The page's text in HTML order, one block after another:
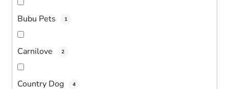
Bubu Pets 1
Carnilove 2
Country Dog 4